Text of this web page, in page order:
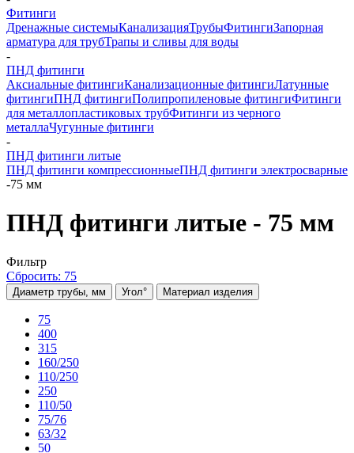
Фитинги
Дренажные системыКанализацияТрубыФитингиЗапорная
арматура для трубТрапы и сливы для воды
-
ПНД фитинги
Аксиальные фитингиКанализационные фитингиЛатунные
фитингиПНД фитингиПолипропиленовые фитингиФитинги
для металлопластиковых трубФитинги из черного
металлаЧугунные фитинги
-
ПНД фитинги литые
ПНД фитинги компрессионныеПНД фитинги электросварные
-75 мм
ПНД фитинги литые - 75 мм
Фильтр
Сбросить: 75
Диаметр трубы, мм Угол° Материал изделия
75
400
315
160/250
110/250
250
110/50
75/76
63/32
50